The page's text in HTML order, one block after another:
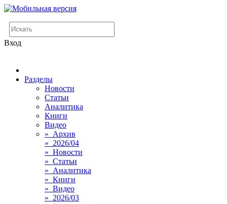
Вход
Разделы
Новости
Статьи
Аналитика
Книги
Видео
» Архив
» 2026/04
» Новости
» Статьи
» Аналитика
» Книги
» Видео
» 2026/03